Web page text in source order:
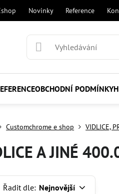
Novinky Reference
OBCHODNÍ PODMÍNKY
Customchrome e shop VIDLICE,
A JINÉ
Řadit dle: Nejnovější